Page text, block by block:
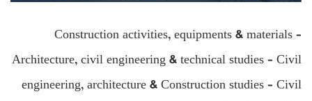
Construction activities, equipments & materials –
Architecture, civil engineering & technical studies – Civil
engineering, architecture & Construction studies – Civil